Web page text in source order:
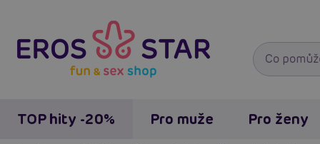
TOP hity -20% Pro muže Pro ženy